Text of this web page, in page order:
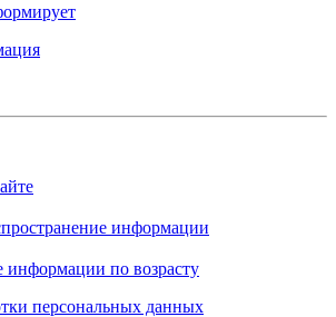
информации
информации по возрасту
персональных данных